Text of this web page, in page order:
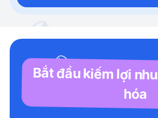
Bắt đầu kiếm lợi
hóa